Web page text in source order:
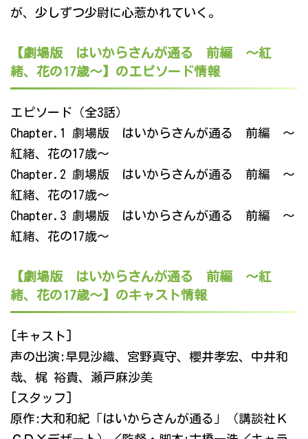
が、少しずつ少尉に心惹かれていく。
【劇場版 はいからさんが通る 前編 ～紅
緒、花の17歳～】のエピソード情報
エピソード（全3話）
Chapter.1 劇場版 はいからさんが通る 前編 ～
紅緒、花の17歳～
Chapter.2 劇場版 はいからさんが通る 前編 ～
紅緒、花の17歳～
Chapter.3 劇場版 はいからさんが通る 前編 ～
紅緒、花の17歳～
【劇場版 はいからさんが通る 前編 ～紅
緒、花の17歳～】のキャスト情報
[キャスト]
声の出演:早見沙織、宮野真守、櫻井孝宏、中井和
哉、梶 裕貴、瀬戸麻沙美
[スタッフ]
原作:大和和紀「はいからさんが通る」（講談社Ｋ